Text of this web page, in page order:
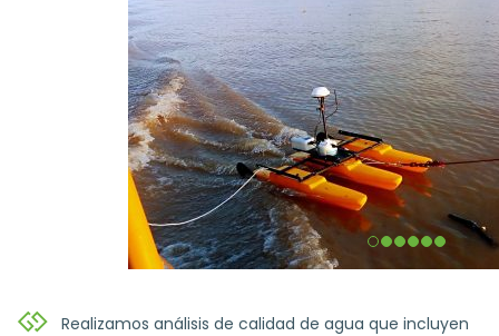
Realizamos análisis de calidad de agua que incluyen